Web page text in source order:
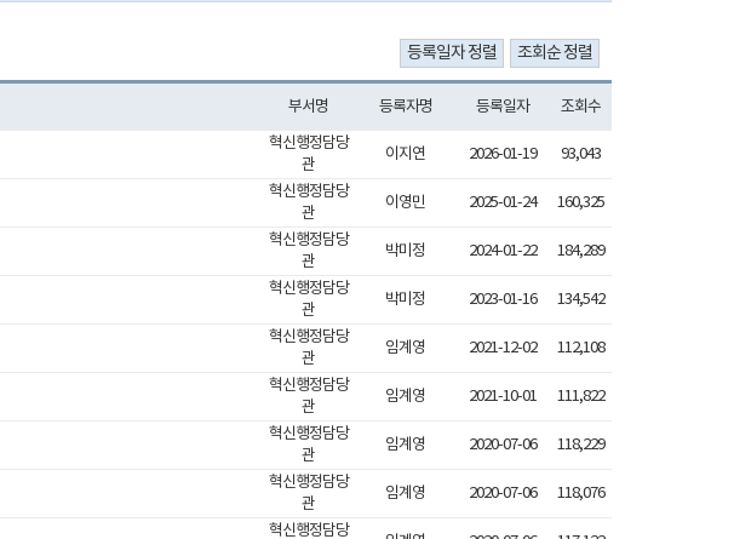
부서명 등록자명 등록일자 조회수
혁신행정담당
관
이지연 2026-01-19 93,043
혁신행정담당
관
이영민 2025-01-24 160,325
혁신행정담당
관
박미정 2024-01-22 184,289
혁신행정담당
관
박미정 2023-01-16 134,542
혁신행정담당
관
임계영 2021-12-02 112,108
혁신행정담당
관
임계영 2021-10-01 111,822
혁신행정담당
관
임계영 2020-07-06 118,229
혁신행정담당
관
임계영 2020-07-06 118,076
혁신행정담당